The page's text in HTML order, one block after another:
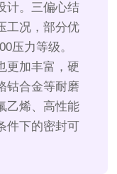
计。三偏心结
工况，部分优
压力等级。
更加丰富，硬
钴合金等耐磨
乙烯、高性能
件下的密封可